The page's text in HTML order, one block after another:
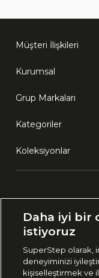
Müşteri İlişkileri
Kurumsal
Grup Markaları
Kategoriler
Koleksiyonlar
🇹🇷 Türkiye
444 37 36
Daha iyi bir
istiyoruz
SuperStep olarak,
deneyiminizi
kişiselleştirmek ve